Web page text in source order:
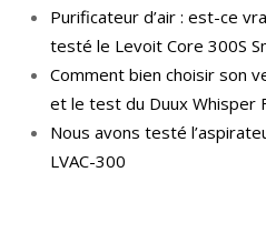
Purificateur d’air : est-ce
testé le Levoit Core 300S
Comment bien choisir son
et le test du Duux Whisper
Nous avons testé
LVAC-300